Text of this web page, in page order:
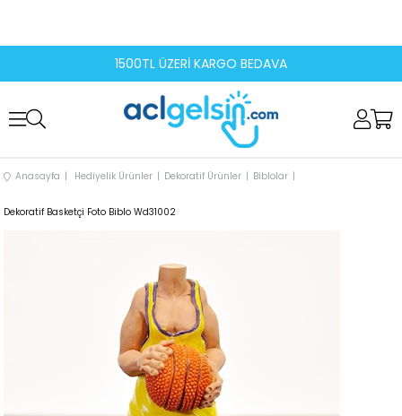
1500TL ÜZERİ KARGO BEDAVA
Anasayfa Hediyelik Ürünler Dekoratif Ürünler Biblolar
Dekoratif Basketçi Foto Biblo Wd31002